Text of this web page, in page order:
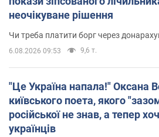
неочікуване рішення
Чи треба платити борг через
6.08.2026 09:53 9,6 т.
"Це Україна напала!" Оксана
київського поета, якого
російської не знав, а тепер
українців